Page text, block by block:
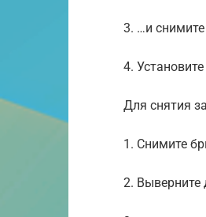
3. …и
4.
Для снятия
1. Снимите
2. Выверните